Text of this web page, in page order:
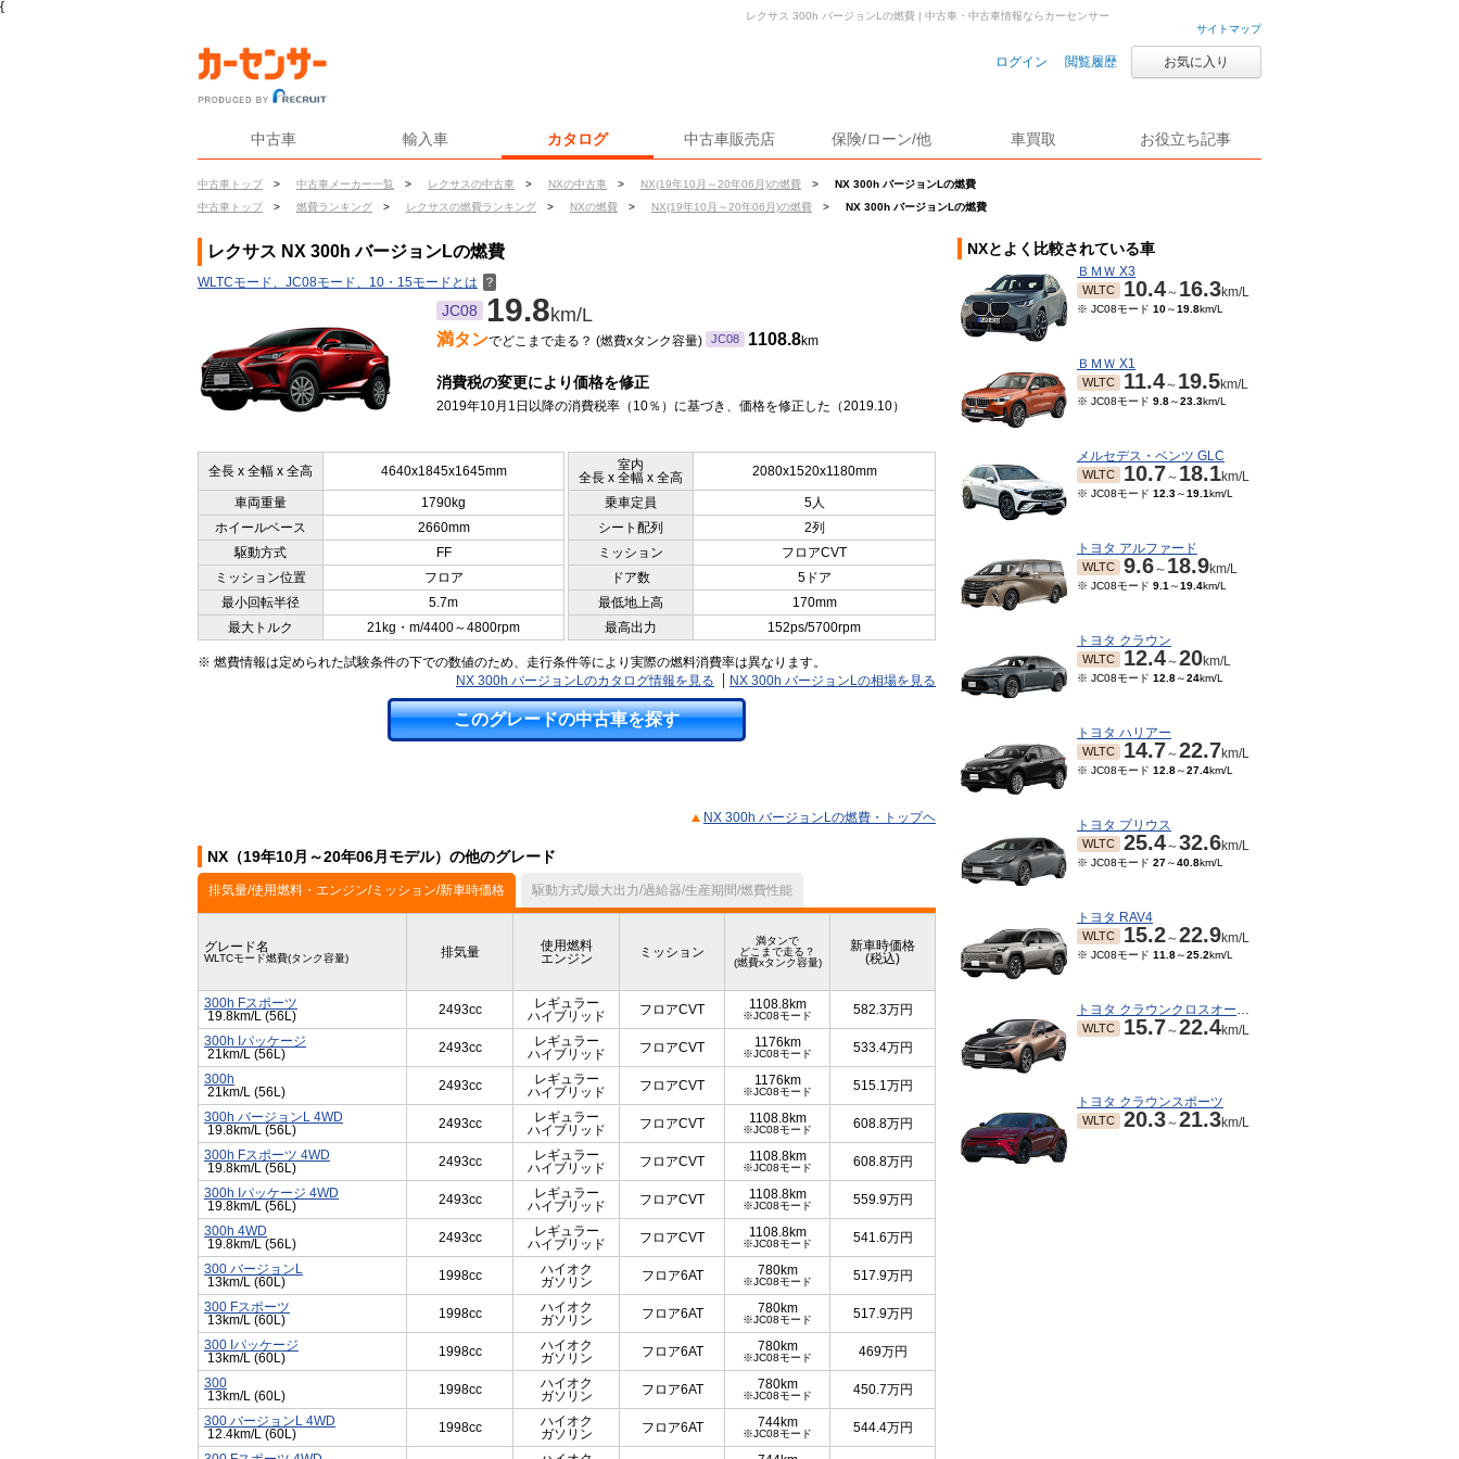
{
サイトマップ
ログイン 閲覧履歴 お気に入り
中古車 輸入車 カタログ 中古車販売店 保険/ローン/他 車買取 お役立ち記事
中古車トップ > 中古車メーカー一覧 > レクサスの中古車 > NXの中古車 > NX(19年10月～20年06月)の燃費 >
NX 300h バージョンLの燃費
中古車トップ
> 燃費ランキング > レクサスの燃費ランキング > NXの燃費 > NX(19年10月～20年06月)の燃費 > NX 300h バージョンLの燃費
レクサス 300h バージョンLの燃費 | 中古車・中古車情報ならカーセンサー
レクサス NX 300h バージョンLの燃費
WLTCモード、JC08モード、10・15モードとは ？
JC08 19.8km/L
満タンでどこまで走る？ (燃費xタンク容量) JC08 1108.8km
消費税の変更により価格を修正
2019年10月1日以降の消費税率（10％）に基づき、価格を修正した（2019.10）
全長 x 全幅 x 全高 4640x1845x1645mm
室内
全長 x 全幅 x 全高
2080x1520x1180mm
車両重量 1790kg 乗車定員
5人
ホイールベース
2660mm シート配列
2列
駆動方式
FF ミッション
フロアCVT
ミッション位置
フロア ドア数
5ドア
最小回転半径
5.7m 最低地上高
170mm
最大トルク
21kg・m/4400～4800rpm 最高出力 152ps/5700rpm
※ 燃費情報は定められた試験条件の下での数値のため、走行条件等により実際の燃料消費率は異なります。
NX 300h バージョンLのカタログ情報を見る
NX 300h バージョンLの相場を見る
このグレードの中古車を探す
NX 300h バージョンLの燃費・トップヘ
NX（19年10月～20年06月モデル）の他のグレード
排気量/使用燃料・エンジン/ミッション/新車時価格 駆動方式/最大出力/過給器/生産期間/燃費性能
グレード名
WLTCモード燃費(タンク容量) 排気量
使用燃料
エンジン
ミッション
満タンで
どこまで走る？
(燃費xタンク容量)
新車時価格
(税込)
300h Fスポーツ
19.8km/L (56L)
2493cc
レギュラー
ハイブリッド
フロアCVT 1108.8km
※JC08モード 582.3万円
300h Iパッケージ
21km/L (56L)
2493cc
レギュラー
ハイブリッド
フロアCVT 1176km
※JC08モード 533.4万円
300h
21km/L (56L)
2493cc
レギュラー
ハイブリッド
フロアCVT 1176km
※JC08モード 515.1万円
300h バージョンL 4WD
19.8km/L (56L)
2493cc
レギュラー
ハイブリッド
フロアCVT 1108.8km
※JC08モード 608.8万円
300h Fスポーツ 4WD
19.8km/L (56L)
2493cc
レギュラー
ハイブリッド
フロアCVT 1108.8km
※JC08モード 608.8万円
300h Iパッケージ 4WD
19.8km/L (56L)
2493cc
レギュラー
ハイブリッド
フロアCVT 1108.8km
※JC08モード 559.9万円
300h 4WD
19.8km/L (56L)
2493cc
レギュラー
ハイブリッド
フロアCVT 1108.8km
※JC08モード 541.6万円
300 バージョンL
13km/L (60L)
1998cc
ハイオク
ガソリン
フロア6AT 780km
※JC08モード 517.9万円
300 Fスポーツ
13km/L (60L)
1998cc
ハイオク
ガソリン
フロア6AT 780km
※JC08モード 517.9万円
300 Iパッケージ
13km/L (60L)
1998cc
ハイオク
ガソリン
フロア6AT 780km
※JC08モード 469万円
300
13km/L (60L)
1998cc
ハイオク
ガソリン
フロア6AT 780km
※JC08モード 450.7万円
300 バージョンL 4WD
12.4km/L (60L)
1998cc
ハイオク
ガソリン
フロア6AT 744km
※JC08モード 544.4万円
NXとよく比較されている車
ＢＭＷ X3
WLTC 10.4～ 16.3km/L
※ JC08モード 10～19.8km/L
ＢＭＷ X1
WLTC 11.4～ 19.5km/L
※ JC08モード 9.8～23.3km/L
メルセデス・ベンツ GLC
WLTC 10.7～ 18.1km/L
※ JC08モード 12.3～19.1km/L
トヨタ アルファード
WLTC 9.6～ 18.9km/L
※ JC08モード 9.1 ～19.4km/L
トヨタ クラウン
WLTC 12.4～20km/L
※ JC08モード 12.8～24km/L
トヨタ ハリアー
WLTC 14.7～22.7km/L
※ JC08モード 12.8～27.4km/L
トヨタ プリウス
WLTC 25.4～32.6km/L
※ JC08モード 27～40.8km/L
トヨタ RAV4
WLTC 15.2～22.9km/L
※ JC08モード 11.8～25.2km/L
トヨタ クラウンクロスオーバー
WLTC 15.7～22.4km/L
トヨタ クラウンスポーツ
WLTC 20.3～21.3km/L